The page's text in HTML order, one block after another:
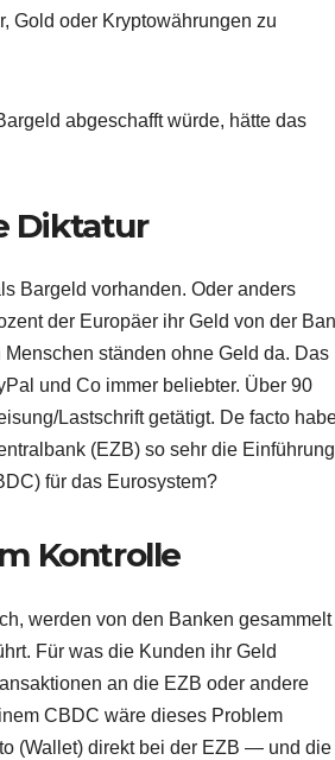
Gold oder Kryptowährungen zu
abgeschafft würde, hätte das
Diktatur
Bargeld vorhanden. Oder anders
der Europäer ihr Geld von der
ständen ohne Geld da. Das
und Co immer beliebter. Über 90
Lastschrift getätigt. De facto
(EZB) so sehr die Einführung
für das Eurosystem?
Kontrolle
werden von den Banken gesammelt
Für was die Kunden ihr Geld
an die EZB oder andere
CBDC wäre dieses Problem
(Wallet) direkt bei der EZB — und die